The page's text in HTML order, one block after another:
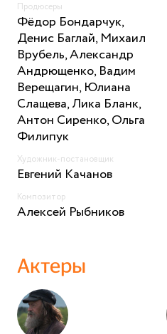
Продюсеры
Фёдор Бондарчук,
Денис Баглай, Михаил
Врубель, Александр
Андрющенко, Вадим
Верещагин, Юлиана
Слащева, Лика Бланк,
Антон Сиренко, Ольга
Филипук
Художник-постановщик
Евгений Качанов
Композитор
Алексей Рыбников
Актеры